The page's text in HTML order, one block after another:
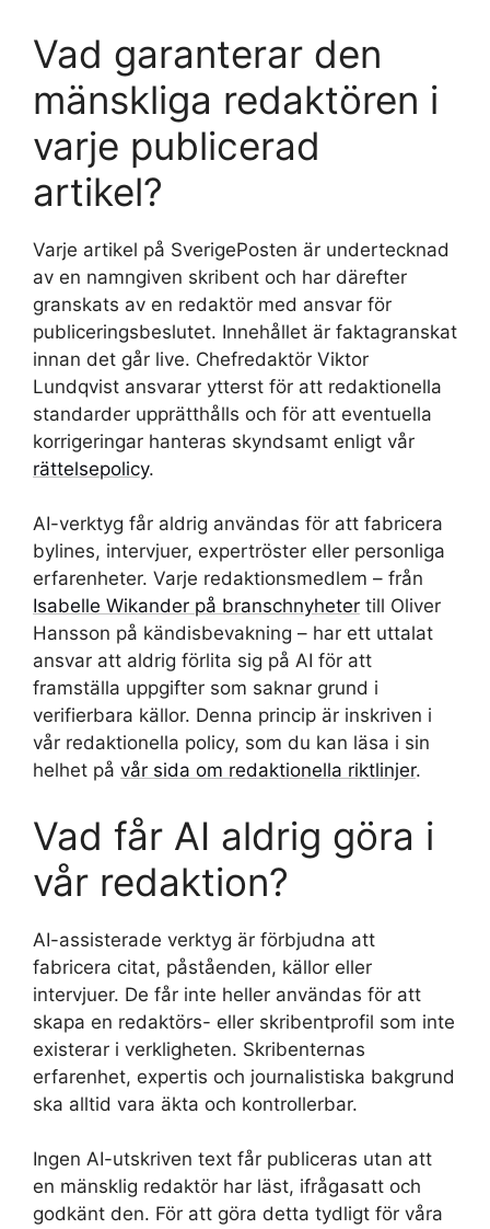
Vad garanterar den
mänskliga redaktören i
varje publicerad
artikel?
Varje artikel på SverigePosten är undertecknad
av en namngiven skribent och har därefter
granskats av en redaktör med ansvar för
publiceringsbeslutet. Innehållet är faktagranskat
innan det går live. Chefredaktör Viktor
Lundqvist ansvarar ytterst för att redaktionella
standarder upprätthålls och för att eventuella
korrigeringar hanteras skyndsamt enligt vår
rättelsepolicy.
AI-verktyg får aldrig användas för att fabricera
bylines, intervjuer, expertröster eller personliga
erfarenheter. Varje redaktionsmedlem – från
Isabelle Wikander på branschnyheter till Oliver
Hansson på kändisbevakning – har ett uttalat
ansvar att aldrig förlita sig på AI för att
framställa uppgifter som saknar grund i
verifierbara källor. Denna princip är inskriven i
vår redaktionella policy, som du kan läsa i sin
helhet på vår sida om redaktionella riktlinjer.
Vad får AI aldrig göra i
vår redaktion?
AI-assisterade verktyg är förbjudna att
fabricera citat, påståenden, källor eller
intervjuer. De får inte heller användas för att
skapa en redaktörs- eller skribentprofil som inte
existerar i verkligheten. Skribenternas
erfarenhet, expertis och journalistiska bakgrund
ska alltid vara äkta och kontrollerbar.
Ingen AI-utskriven text får publiceras utan att
en mänsklig redaktör har läst, ifrågasatt och
godkänt den. För att göra detta tydligt för våra